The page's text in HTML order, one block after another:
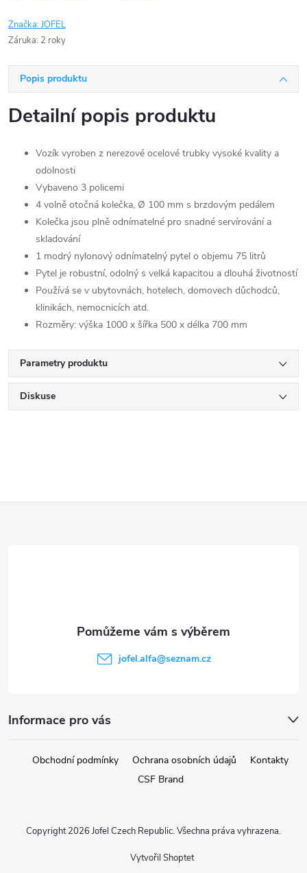
Značka:JOFEL
Záruka: 2 roky
Popis produktu
Detailní popis produktu
Vozík vyroben z nerezové ocelové trubky vysoké kvality a
odolnosti
Vybaveno 3 policemi
4 volně otočná kolečka, Ø 100 mm s brzdovým pedálem
Kolečka jsou plně odnímatelné pro snadné servírování a
skladování
1 modrý nylonový odnímatelný pytel o objemu 75 litrů
Pytel je robustní, odolný s velká kapacitou a dlouhá životností
Používá se v ubytovnách, hotelech, domovech důchodců,
klinikách, nemocnicích atd.
Rozměry: výška 1000 x šířka 500 x délka 700 mm
Parametry produktu
Diskuse
Informace pro vás
jofel.alfa@seznam.cz
Obchodní podmínky Ochrana osobních údajů
Kontakty
CSF Brand
Vytvořil Shoptet
Copyright 2026 Jofel Czech Republic. Všechna práva vyhrazena.